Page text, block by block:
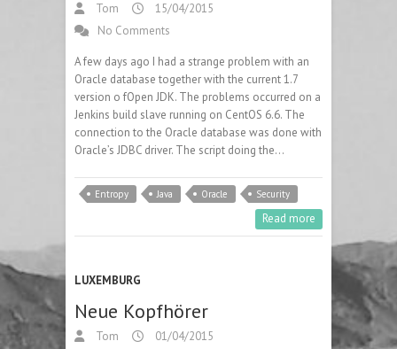
Tom
15/04/2015
No Comments
A few days ago I had a strange problem with an
Oracle database together with the current 1.7
version o fOpen JDK. The problems occurred on a
Jenkins build slave running on CentOS 6.6. The
connection to the Oracle database was done with
Oracle’s JDBC driver. The script doing the…
Entropy Java Oracle Security
Read more
LUXEMBURG
Neue Kopfhörer
Tom
01/04/2015